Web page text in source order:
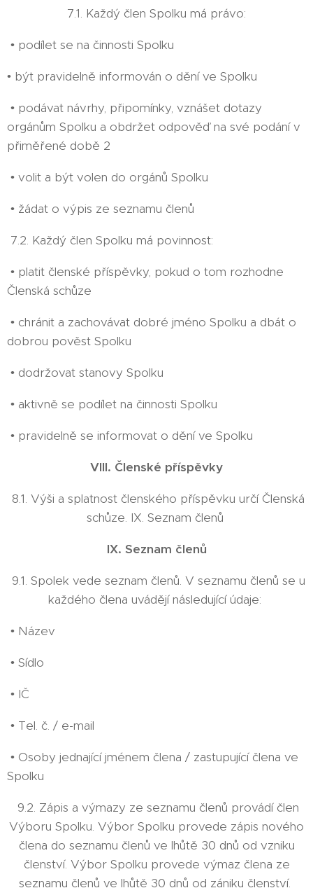
7.1. Každý člen Spolku má právo:
• podílet se na činnosti Spolku
• být pravidelně informován o dění ve Spolku
• podávat návrhy, připomínky, vznášet dotazy
orgánům Spolku a obdržet odpověď na své podání v
přiměřené době 2
• volit a být volen do orgánů Spolku
• žádat o výpis ze seznamu členů
7.2. Každý člen Spolku má povinnost:
• platit členské příspěvky, pokud o tom rozhodne
Členská schůze
• chránit a zachovávat dobré jméno Spolku a dbát o
dobrou pověst Spolku
• dodržovat stanovy Spolku
• aktivně se podílet na činnosti Spolku
• pravidelně se informovat o dění ve Spolku
VIII. Členské příspěvky
8.1. Výši a splatnost členského příspěvku určí Členská
schůze. IX. Seznam členů
IX. Seznam členů
9.1. Spolek vede seznam členů. V seznamu členů se u
každého člena uvádějí následující údaje:
• Název
• Sídlo
• IČ
• Tel. č. / e-mail
• Osoby jednající jménem člena / zastupující člena ve
Spolku
9.2. Zápis a výmazy ze seznamu členů provádí člen
Výboru Spolku. Výbor Spolku provede zápis nového
člena do seznamu členů ve lhůtě 30 dnů od vzniku
členství. Výbor Spolku provede výmaz člena ze
seznamu členů ve lhůtě 30 dnů od zániku členství.